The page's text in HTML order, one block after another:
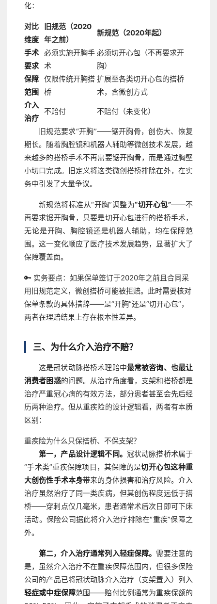
化：
对比
维度
旧规范（2020
年之前）
新规范（2020年起）
手术
要求
必须实施开胸手
术
必须切开心包（不再要求开
胸）
保障
范围
仅限传统开胸搭
桥
扩展至各类切开心包的搭桥
术，含微创方式
介入
治疗
不赔付 不赔付（未变化）
旧规范要求“开胸”——锯开胸骨，创伤大、恢复
期长。随着胸腔镜和机器人辅助等微创技术发展，越
来越多的搭桥手术不再需要锯开胸骨，而是通过胸壁
小切口完成。旧定义将这类微创搭桥排除在外，在实
务中引发了大量争议。
新规范将标准从“开胸”调整为“切开心包”——不
再要求锯开胸骨，只要是切开心包进行的搭桥手术，
无论是开胸、胸腔镜还是机器人辅助，均在保障范
围。这一变化顺应了医疗技术发展趋势，显著扩大了
保障覆盖面。
🔑 实务要点： 如果保单签订于2020年之前且合同采
用旧规范定义，微创搭桥可能被拒赔。此时需要核对
保单条款的具体措辞——是“开胸”还是“切开心包”，
两者在理赔结果上存在根本性差异。
三、为什么介入治疗不赔？
这是冠状动脉搭桥术理赔中最常被咨询、也最让
消费者困惑的问题。从治疗角度看，支架和搭桥都是
治疗严重冠心病的有效方法，部分患者甚至会先后经
历两种治疗。但从重疾险的设计逻辑看，两者有本质
区别：
重疾险为什么只保搭桥、不保支架？
第一，产品设计逻辑不同。 冠状动脉搭桥术属于
“手术类”重疾保障项目，其保障的是切开心包这种重
大创伤性手术本身带来的身体损害和治疗风险。介入
治疗虽然治疗了同一类疾病，但其创伤程度远低于搭
桥——穿刺点仅几毫米，患者通常术后次日即可下床
活动。保险公司据此将介入治疗排除在“重疾”保障之
外。
第二，介入治疗通常列入轻症保障。 需要注意的
是，虽然介入治疗不在重疾保障范围内，但很多保险
公司的产品已将冠状动脉介入治疗（支架置入）列入
轻症或中症保障范围——赔付比例通常为重疾保额的